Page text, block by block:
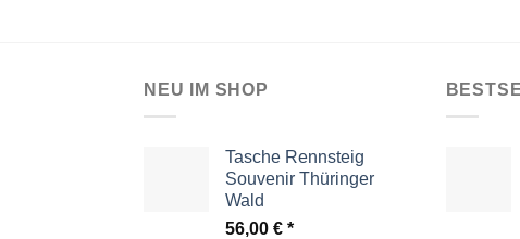
NEU IM SHOP
Tasche Rennsteig
Souvenir Thüringer
Wald
56,00 €